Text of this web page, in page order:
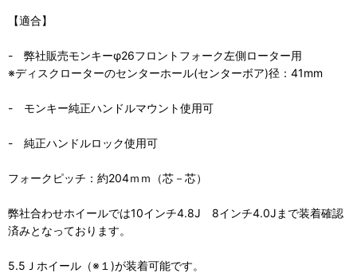
【適合】
- 弊社販売モンキーφ26フロントフォーク左側ローター用
※ディスクローターのセンターホール(センターボア)径：41mm
- モンキー純正ハンドルマウント使用可
- 純正ハンドルロック使用可
フォークピッチ：約204ｍｍ（芯－芯）
弊社合わせホイールでは10インチ4.8J 8インチ4.0Jまで装着確認
済みとなっております。
5.5Ｊホイール（※１)が装着可能です。